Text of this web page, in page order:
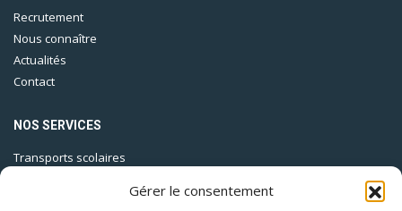
Gérer le consentement
Recrutement
Nous connaître
Actualités
Contact
NOS SERVICES
Transports scolaires